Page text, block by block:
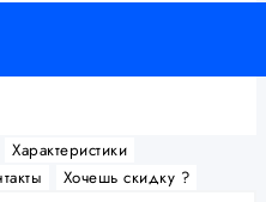
Характеристики
Хочешь скидку ?